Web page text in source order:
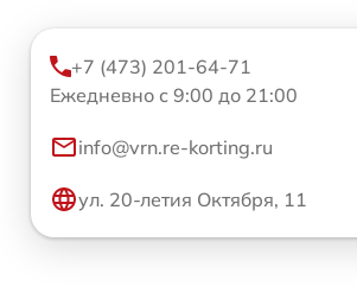
+7 (473) 201-64-71
Ежедневно с 9:00 до 21:00
info@vrn.re-korting.ru
ул. 20-летия Октября, 11